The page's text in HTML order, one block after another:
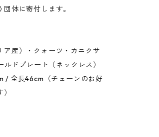
体に寄付します。
産）・クォーツ・カニクサ
ルドプレート（ネックレス）
/ 全長46cm（チェーンのお好